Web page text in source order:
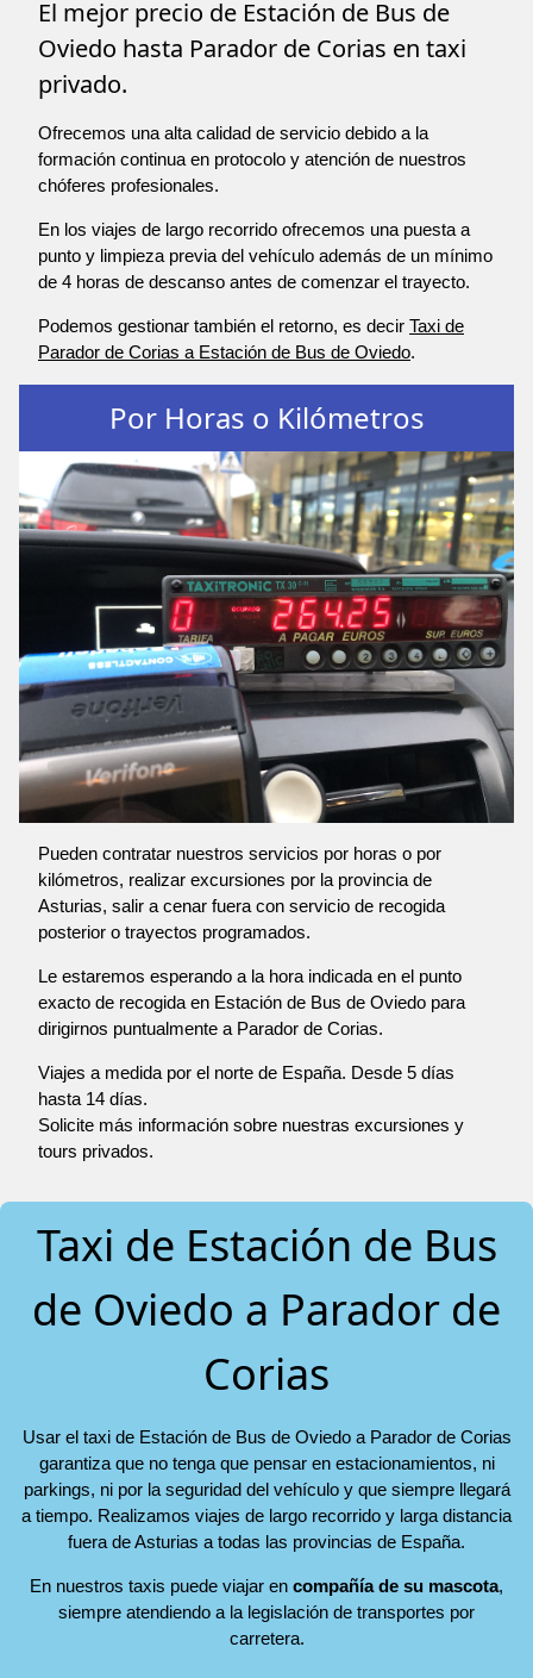
El mejor precio de Estación de Bus de
Oviedo hasta Parador de Corias en taxi
privado.
Ofrecemos una alta calidad de servicio debido a la
formación continua en protocolo y atención de nuestros
chóferes profesionales.
En los viajes de largo recorrido ofrecemos una puesta a
punto y limpieza previa del vehículo además de un mínimo
de 4 horas de descanso antes de comenzar el trayecto.
Podemos gestionar también el retorno, es decir Taxi de
Parador de Corias a Estación de Bus de Oviedo.
Por Horas o Kilómetros
Pueden contratar nuestros servicios por horas o por
kilómetros, realizar excursiones por la provincia de
Asturias, salir a cenar fuera con servicio de recogida
posterior o trayectos programados.
Le estaremos esperando a la hora indicada en el punto
exacto de recogida en Estación de Bus de Oviedo para
dirigirnos puntualmente a Parador de Corias.
Viajes a medida por el norte de España. Desde 5 días
hasta 14 días.
Solicite más información sobre nuestras excursiones y
tours privados.
Taxi de Estación de Bus
de Oviedo a Parador de
Corias
Usar el taxi de Estación de Bus de Oviedo a Parador de Corias
garantiza que no tenga que pensar en estacionamientos, ni
parkings, ni por la seguridad del vehículo y que siempre llegará
a tiempo. Realizamos viajes de largo recorrido y larga distancia
fuera de Asturias a todas las provincias de España.
En nuestros taxis puede viajar en compañía de su mascota,
siempre atendiendo a la legislación de transportes por
carretera.